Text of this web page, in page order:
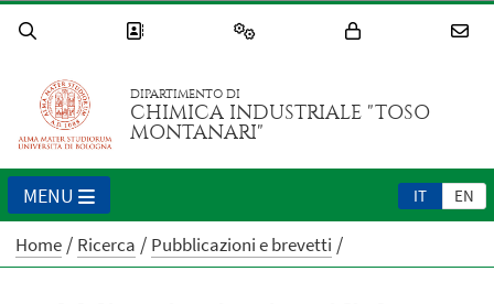
DIPARTIMENTO DI
CHIMICA INDUSTRIALE "TOSO
MONTANARI"
IT EN
MENU
Home Ricerca Pubblicazioni e brevetti